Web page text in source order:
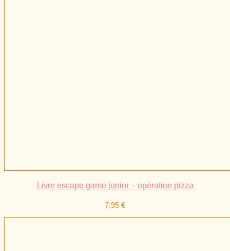
Livre escape game junior – opération pizza
7,95 €